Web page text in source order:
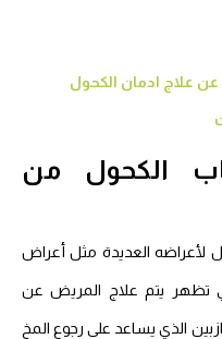
عن علاج ادمان الكحول
الكحول من
لأعراضه العديدة مثل أعراض
تظهر يتم علاج المريض عن
الذي يساعد على رجوع المخ